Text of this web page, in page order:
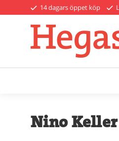
14 dagars öppet köp
Nino